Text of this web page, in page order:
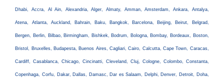
Dhabi, Accra, Al Ain, Alexandria, Alger, Almaty, Amman, Amsterdam, Ankara, Antalya,
Atena, Atlanta, Auckland, Bahrain, Baku, Bangkok, Barcelona, Beijing, Beirut, Belgrad,
Bergen, Berlin, Bilbao, Birmingham, Bishkek, Bodrum, Bologna, Bombay, Bordeaux, Boston,
Bristol, Bruxelles, Budapesta, Buenos Aires, Cagliari, Cairo, Calcutta, Cape Town, Caracas,
Cardiff, Casablanca, Chicago, Cincinatti, Cleveland, Cluj, Cologne, Colombo, Constanta,
Copenhaga, Corfu, Dakar, Dallas, Damasc, Dar es Salaam, Delphi, Denver, Detroit, Doha,